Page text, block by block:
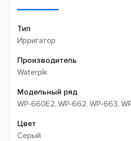
Тип
Ирригатор
Производитель
Waterpik
Модельный ряд
WP-660E2, WP-662, WP-663,
Цвет
Серый